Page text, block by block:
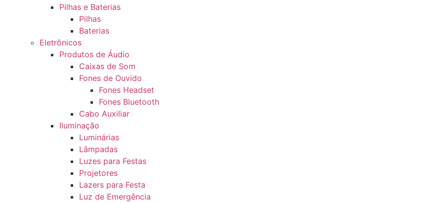
Pilhas e Baterias
Pilhas
Baterias
Eletrônicos
Produtos de Áudio
Caixas de Som
Fones de Ouvido
Fones Headset
Fones Bluetooth
Cabo Auxiliar
Iluminação
Luminárias
Lâmpadas
Luzes para Festas
Projetores
Lazers para Festa
Luz de Emergência